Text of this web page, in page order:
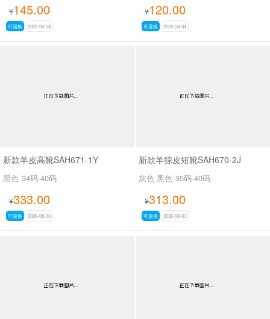
¥145.00
可退换 2026-08-04
¥120.00
可退换 2026-08-04
新款羊皮高靴SAH671-1Y
黑色 34码-40码
¥333.00
可退换 2026-08-03
新款羊猄皮短靴SAH670-2J
灰色 黑色 35码-40码
¥313.00
可退换 2026-08-03